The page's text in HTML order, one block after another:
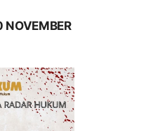
NOVEMBER